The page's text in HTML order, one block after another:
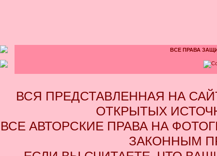
ВСЕ ПРАВА
ВСЯ ПРЕДСТАВЛЕННАЯ НА
ОТКРЫТЫХ
ВСЕ АВТОРСКИЕ ПРАВА НА
ЗАКОННЫМ